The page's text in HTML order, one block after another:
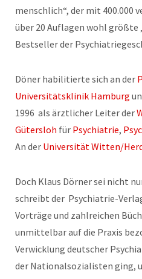
menschlich“, der mit 400.000
über 20 Auflagen wohl größte
Bestseller der
Döner habilitierte sich an der
Universitätsklinik Hamburg
1996 als ärztlicher Leiter der
Gütersloh für Psychiatrie,
An der Universität Witten/
Doch Klaus Dörner sei nicht
schreibt der Psychiatrie-
Vorträge und zahlreichen
unmittelbar auf die Praxis
Verwicklung deutscher
der Nationalsozialisten ging,